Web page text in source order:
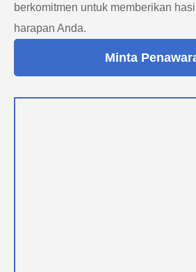
berkomitmen untuk memberikan
harapan Anda.
Minta